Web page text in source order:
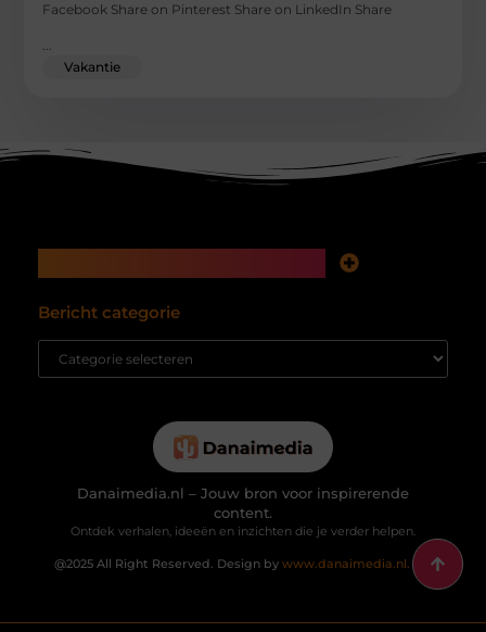
Facebook Share on Pinterest Share on LinkedIn Share
Vakantie
Bericht categorie
Danaimedia.nl – Jouw bron voor inspirerende
content.
Ontdek verhalen, ideeën en inzichten die je verder helpen.
@2025 All Right Reserved. Design bywww.danaimedia.nl.